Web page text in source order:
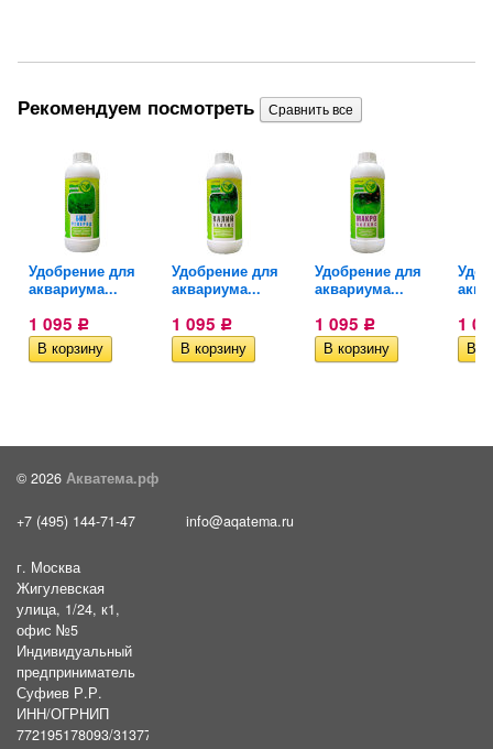
Рекомендуем посмотреть
Удобрение для
аквариума...
1 095 Р
Удобрение для
аквариума...
1 095 Р
Удобрение для
аквариума...
1 095 Р 1
© 2026 Акватема.рф
+7 (495) 144-71-47 info@aqatema.ru
г. Москва
Жигулевская
улица, 1/24, к1,
офис №5
Индивидуальный
предприниматель
Суфиев Р.Р.
ИНН/ОГРНИП
772195178093/31377461610054